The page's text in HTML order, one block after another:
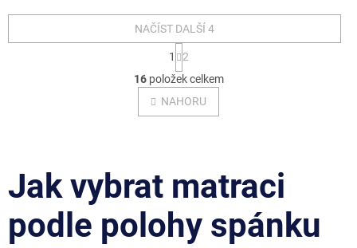
O
v
l
á
í
v
k
NAČÍST DALŠÍ 4
S
t
r
á
n
k
í
1
2
16položek celkem
NAHORU
Jak vybrat matraci
podle polohy spánku